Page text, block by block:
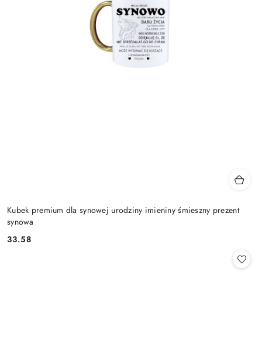
Kubek premium dla synowej urodziny imieniny śmieszny prezent
synowa
Cena:
33.58